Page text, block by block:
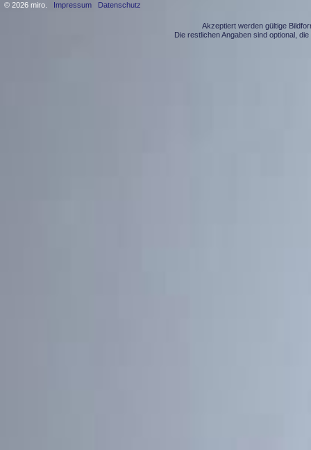
© 2026 miro. Impressum Datenschutz
Akzeptiert werden gültige
Die restlichen Angaben sind optional,